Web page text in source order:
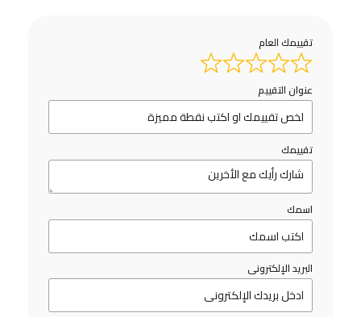
تقييمك العام
عنوان التقييم
تقييمك
اسمك
البريد الإلكترونى